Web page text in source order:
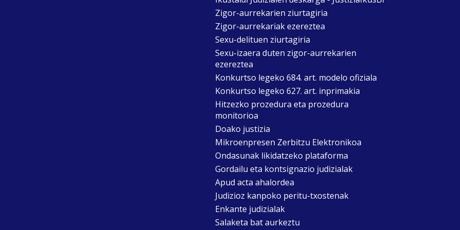
Zigor-aurrekarien ziurtagiria
Zigor-aurrekariak ezereztea
Sexu-delituen ziurtagiria
Sexu-izaera duten zigor-aurrekarien
ezereztea
Konkurtso legeko 684. art. modelo ofiziala
Konkurtso legeko 627. art. inprimakia
Hitzezko prozedura eta prozedura
monitorioa
Doako justizia
Mikroenpresen Zerbitzu Elektronikoa
Ondasunak likidatzeko plataforma
Gordailu eta kontsignazio judizialak
Apud acta ahalordea
Judizioz kanpoko peritu-txostenak
Enkante judizialak
Salaketa bat aurkeztu